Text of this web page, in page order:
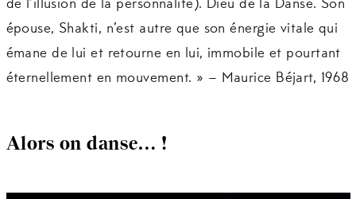
de l’illusion de la personnalité). Dieu de la Danse. Son
épouse, Shakti, n’est autre que son énergie vitale qui
émane de lui et retourne en lui, immobile et pourtant
éternellement en mouvement. » – Maurice Béjart, 1968
Alors on danse… !